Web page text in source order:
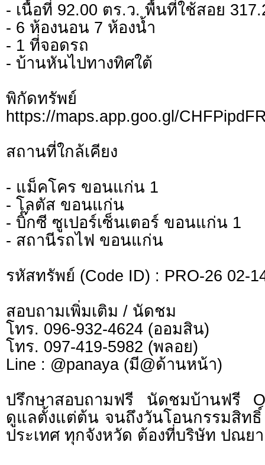
- เนื้อที่ 92.00 ตร.ว. พื้นที่ใช้สอย
- 6 ห้องนอน 7 ห้องน้ำ
- 1 ที่จอดรถ
- บ้านหันไปทางทิศใต้
พิกัดทรั
https://maps.app.goo.gl/
สถานที่ใกล้เคียง
- แม็คโคร ขอนแก่น 1
- โลตัส ขอนแก่น
- บิ๊กซี ซูเปอร์เซ็นเตอร์ ขอนแก่น 1
- สถานีรถไฟ ขอนแก่น
รหัสทรัพย์ (Code ID) : PRO-26 02-
สอบถามเพิ่มเติม / นัดชม
โทร. 096-932-4624 (ออมสิน)
โทร. 097-419-5982 (พลอย)
Line : @panaya (มี@ด้านหน้า)
ปรึกษาสอบถามฟรี นัดชมบ้านฟรี
ดูแลตั้งแต่ต้น จนถึงวันโอนกรรมสิท
ประเทศ ทุกจังหวัด ต้องที่บริษัท ปณย